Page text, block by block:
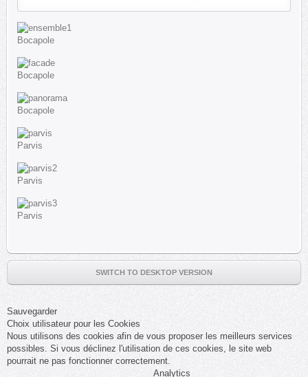
Bocapole
Bocapole
Bocapole
Parvis
Parvis
Parvis
SWITCH TO DESKTOP VERSION
Sauvegarder
Choix utilisateur pour les Cookies
Nous utilisons des cookies afin de vous proposer les meilleurs services
possibles. Si vous déclinez l'utilisation de ces cookies, le site web
pourrait ne pas fonctionner correctement.
Analytics